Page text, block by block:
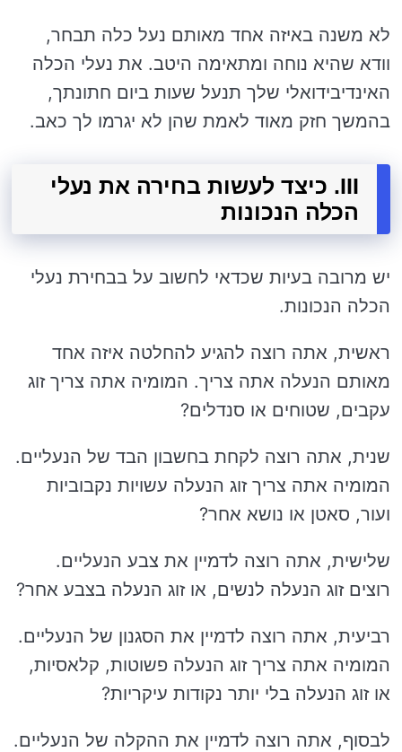
לא משנה באיזה אחד מאותם נעל כלה תבחר,
וודא שהיא נוחה ומתאימה היטב. את נעלי הכלה
האינדיבידואלי שלך תנעל שעות ביום חתונתך,
בהמשך חזק מאוד לאמת שהן לא יגרמו לך כאב.
III. כיצד לעשות בחירה את נעלי
הכלה הנכונות
יש מרובה בעיות שכדאי לחשוב על בבחירת נעלי
הכלה הנכונות.
ראשית, אתה רוצה להגיע להחלטה איזה אחד
מאותם הנעלה אתה צריך. המומיה אתה צריך זוג
עקבים, שטוחים או סנדלים?
שנית, אתה רוצה לקחת בחשבון הבד של הנעליים.
המומיה אתה צריך זוג הנעלה עשויות נקבוביות
ועור, סאטן או נושא אחר?
שלישית, אתה רוצה לדמיין את צבע הנעליים.
רוצים זוג הנעלה לנשים, או זוג הנעלה בצבע אחר?
רביעית, אתה רוצה לדמיין את הסגנון של הנעליים.
המומיה אתה צריך זוג הנעלה פשוטות, קלאסיות,
או זוג הנעלה בלי יותר נקודות עיקריות?
לבסוף, אתה רוצה לדמיין את ההקלה של הנעליים.